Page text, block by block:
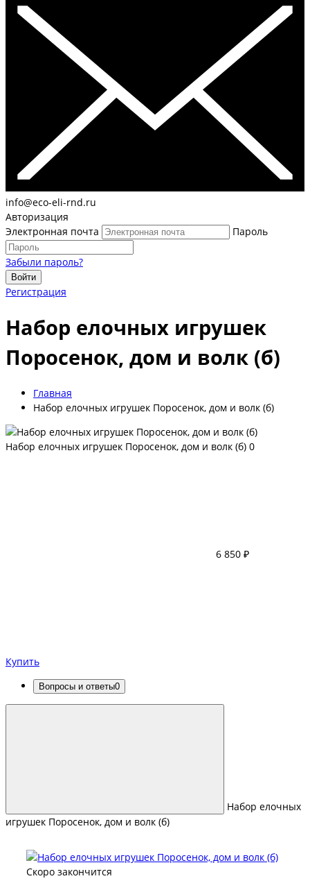
info@eco-eli-rnd.ru
Авторизация
Электронная почта
Пароль
Забыли пароль?
Войти
Регистрация
Набор елочных игрушек
Поросенок, дом и волк (б)
Главная
Набор елочных игрушек Поросенок, дом и волк (б)
Набор елочных игрушек Поросенок, дом и волк (б) 0
6 850 ₽
Купить
Вопросы и ответы0
Набор елочных
игрушек Поросенок, дом и волк (б)
Скоро закончится